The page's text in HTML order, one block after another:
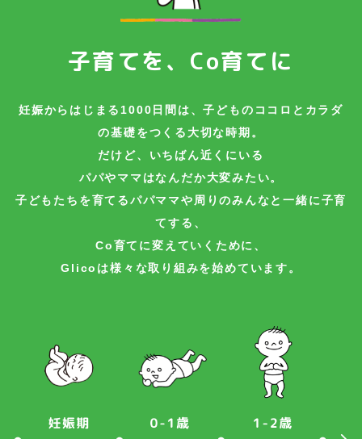
子育てを、Co育てに
妊娠からはじまる1000日間は、子どものココロとカラダ
の基礎をつくる大切な時期。
だけど、いちばん近くにいる
パパやママはなんだか大変みたい。
子どもたちを育てるパパママや周りのみんなと一緒に子育
てする、
Co育てに変えていくために、
Glicoは様々な取り組みを始めています。